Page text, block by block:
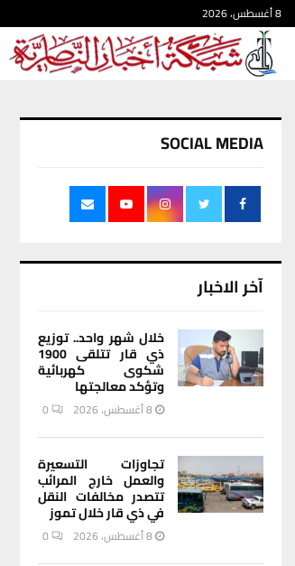
8 أغسطس، 2026
SOCIAL MEDIA
آخر الاخبار
خلال شهر واحد.. توزيع
ذي قار تتلقى 1900
شكوى كهربائية
وتؤكد معالجتها
8 أغسطس، 2026 0
تجاوزات التسعيرة
والعمل خارج المرائب
تتصدر مخالفات النقل
في ذي قار خلال تموز
8 أغسطس، 2026 0